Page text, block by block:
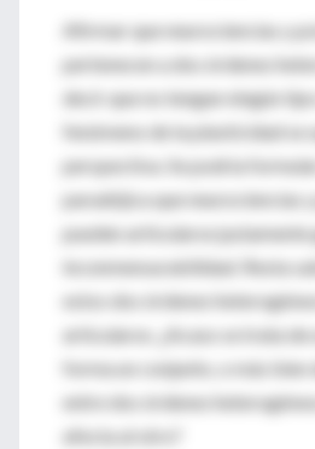
Afirmar que neurociencias y
pertenecen a dos órdenes
decir que no tengan ningún
fenómeno de la plasticidad se
perspectiva. Se podría
paradójica que neurociencias
pueden articularse justamente
inconmensurabilidad. Resta
estos dos órdenes
articularse. ¿Acaso se trata de
forma un conjunto, o más bien
entre dos órdenes
afecta al otro?